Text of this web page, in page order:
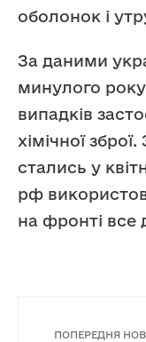
оболонок і
За даними
минулого
випадків
хімічної
стались у
рф
на фронті все
ПОПЕРЕДНЯ